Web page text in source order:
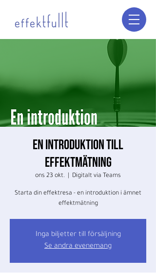
En introduktion till
effektmätning
ons 23 okt. Digitalt via Teams
Starta din effektresa - en introduktion i ämnet
effektmätning
Inga biljetter till försäljning
Se andra evenemang